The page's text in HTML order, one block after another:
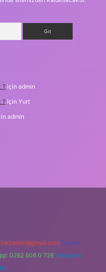
? için admin
? için Yurt
admin
Teams:
0262 606 0 726 Telegram: